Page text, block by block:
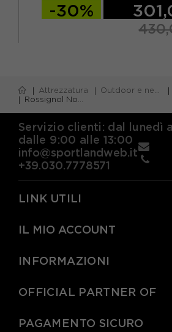
-30%
Attrezzatura Outdoor e neve
Rossignol Nova 4+Express 10 Gw - Sci Donna
Servizio clienti: dal lunedì
dalle 9:00 alle 13:00
info@sportlandweb.it
+39.030.7778571
LINK UTILI
IL MIO ACCOUNT
INFORMAZIONI
OFFICIAL PARTNER OF
PAGAMENTO SICURO